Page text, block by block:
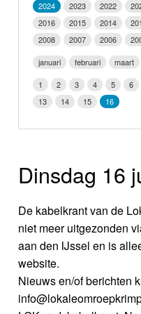
Video
Webcam
Info
2024 2023 2022
2016
2015 2014
2008
2007 2006
januari
februari maart
1
2 3 4 5 6
13
14 15 16
Dinsdag 16
De kabelkrant van de
niet meer uitgezonden
aan den IJssel en is
website.
Nieuws en/of berichten